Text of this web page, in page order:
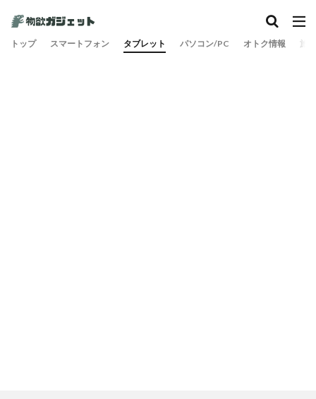
トップ スマートフォン タブレット パソコン/PC オトク情報 旅
カテゴリー